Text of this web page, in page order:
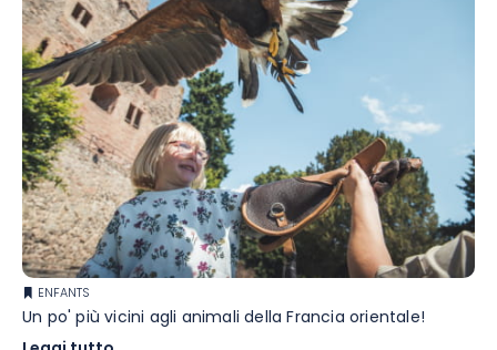
ENFANTS
Un po' più vicini agli animali della Francia orientale!